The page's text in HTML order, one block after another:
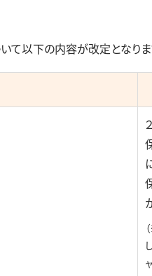
以下の内容が改定となりま